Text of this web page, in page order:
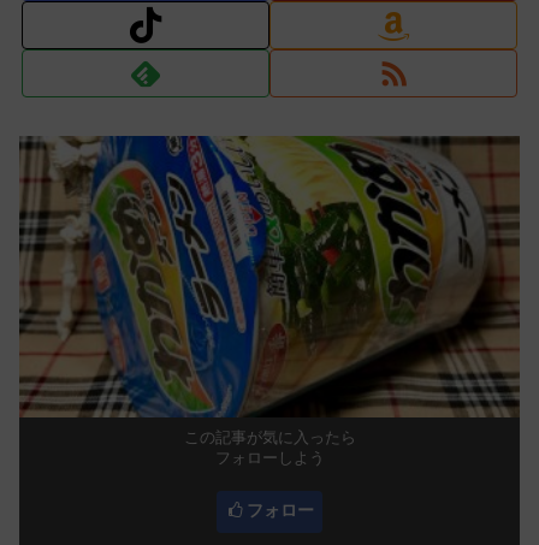
この記事が気に入ったら
フォローしよう
フォロー